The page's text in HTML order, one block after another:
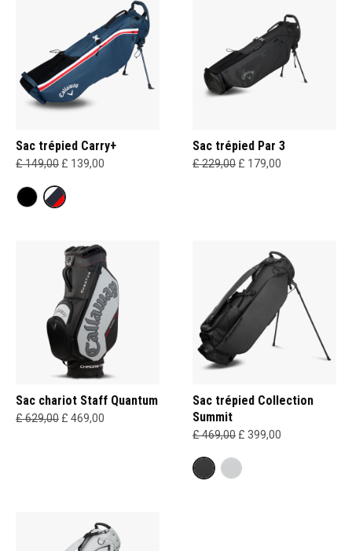
Sac trépied Carry+
£ 149,00 £ 139,00
Sac trépied Par 3
£ 229,00 £ 179,00
Sac chariot Staff Quantum
£ 629,00 £ 469,00
Sac trépied Collection
Summit
£ 469,00 £ 399,00